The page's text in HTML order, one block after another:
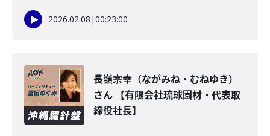
2026.02.08 |00:23:00
長嶺宗幸（ながみね・むねゆき）
さん 【有限会社琉球園材・代表取
締役社長】